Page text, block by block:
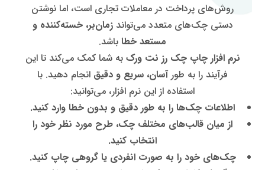
روش‌های پرداخت در معاملات تجاری است، اما نوشتن
دستی چک‌های متعدد می‌تواندزمان‌بر، خسته‌کننده و
مستعد خطا باشد.
نرم افزار چاپ چک رز نت ورک به شما کمک می‌کند تا این
فرآیند را به طور آسان، سریع و دقیق انجام دهید. با
استفاده از این نرم افزار، می‌توانید:
اطلاعات چک‌ها را به طور دقیق و بدون خطا وارد کنید.
از میان قالب‌های مختلف چک، طرح مورد نظر خود را
انتخاب کنید.
چک‌های خود را به صورت انفردی یا گروهی چاپ کنید.